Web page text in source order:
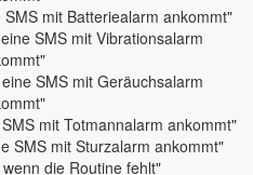
mit Batteriealarm ankommt"
SMS mit Vibrationsalarm
SMS mit Geräuchsalarm
mit Totmannalarm ankommt"
SMS mit Sturzalarm ankommt"
die Routine fehlt"